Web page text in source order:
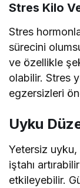
Stres Kilo
Stres
sürecini
ve özellikle
olabilir. Stres
egzersizleri
Uyku
Yetersiz
iştahı
etkileyebilir.